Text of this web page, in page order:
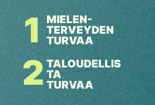
1 MIELEN-
TERVEYDEN
TURVAA
2 TALOUDELLIS
TA
TURVAA